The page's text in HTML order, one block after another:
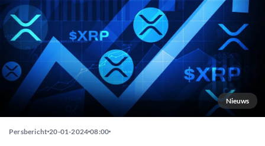
Nieuws
Persbericht 20-01-2024 08:00